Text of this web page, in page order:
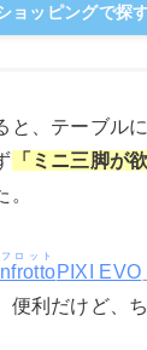
ョッピングで探
と、テーブル
「 ミニ三脚が
ロット
PIXI EVO
利だけど、